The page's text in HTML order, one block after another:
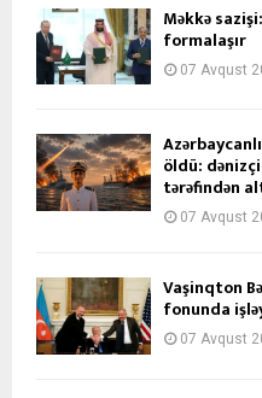
Məkkə
formalaşır
07 Avqust
öldü:
tərəfindən
07 Avqust
Vaşinqton
fonunda
07 Avqust